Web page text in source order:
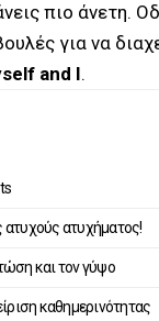
πιο άνετη.
για να
and I.
ατυχούς ατυχήματος!
και τον γύψο
καθημερινότητας